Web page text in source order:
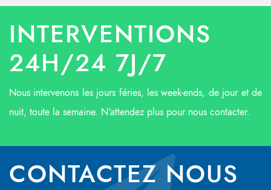
INTERVENTIONS
24H/24 7J/7
Nous intervenons les jours féries, les week-ends, de jour et de
nuit, toute la semaine. N'attendez plus pour nous contacter.
CONTACTEZ NOUS